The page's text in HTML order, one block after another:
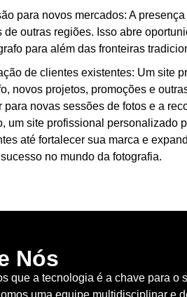
para novos mercados: A
de outras regiões. Isso abre
para além das fronteiras
de clientes existentes: Um site
novos projetos, promoções e
para novas sessões de fotos e a
um site profissional personalizado
até fortalecer sua marca e
no mundo da fotografia.
Nós
que a tecnologia é a chave para o
uma equipe multidisciplinar e